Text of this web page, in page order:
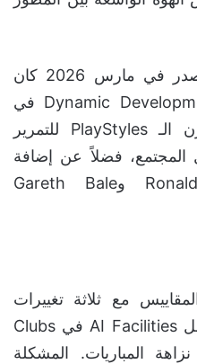
التحديث الكبير 1.5.0 الذي صدر في مارس 2026 كان
الأهم، إذ أضاف Dynamic Development Plans في
Career Mode، وأعاد توازن الـ PlayStyles للتمرير
المجتمع، فضلاً عن إضافة
أيقونات من عيار Ronaldinho وGareth Bale
بكل المقاييس مع ثلاثة تغييرات
رئيسية لا غير. لكن إصلاح خلل AI Facilities في Clubs
المباريات. المشكلة